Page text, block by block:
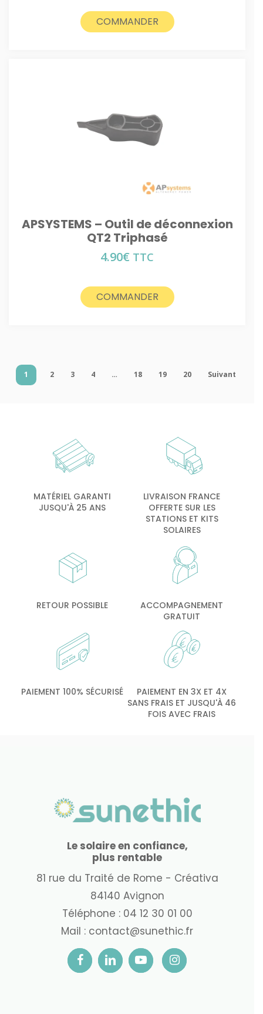
COMMANDER
APSYSTEMS – Outil de déconnexion
QT2 Triphasé
4.90€ TTC
COMMANDER
1 2 3 4 … 18 19 20 Suivant
MATÉRIEL GARANTI
JUSQU'À 25 ANS
LIVRAISON FRANCE
OFFERTE SUR LES
STATIONS ET KITS
SOLAIRES
RETOUR POSSIBLE
ACCOMPAGNEMENT
GRATUIT
PAIEMENT 100% SÉCURISÉ
PAIEMENT EN 3X ET 4X
SANS FRAIS ET JUSQU'À 46
FOIS AVEC FRAIS
Le solaire en confiance,
plus rentable
81 rue du Traité de Rome - Créativa
84140 Avignon
Téléphone : 04 12 30 01 00
Mail : contact@sunethic.fr